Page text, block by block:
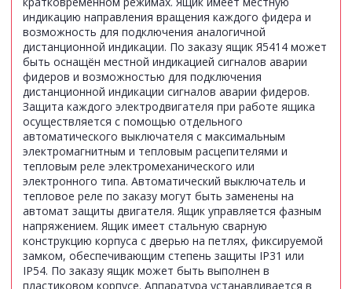
индикацию направления вращения каждого фидера и
возможность для подключения аналогичной
дистанционной индикации. По заказу ящик Я5414 может
быть оснащён местной индикацией сигналов аварии
фидеров и возможностью для подключения
дистанционной индикации сигналов аварии фидеров.
Защита каждого электродвигателя при работе ящика
осуществляется с помощью отдельного
автоматического выключателя с максимальным
электромагнитным и тепловым расцепителями и
тепловым реле электромеханического или
электронного типа. Автоматический выключатель и
тепловое реле по заказу могут быть заменены на
автомат защиты двигателя. Ящик управляется фазным
напряжением. Ящик имеет стальную сварную
конструкцию корпуса с дверью на петлях, фиксируемой
замком, обеспечивающим степень защиты IР31 или
IP54. По заказу ящик может быть выполнен в
пластиковом корпусе. Аппаратура устанавливается в